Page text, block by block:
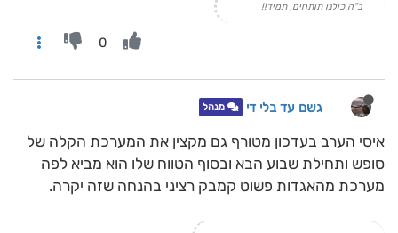
ב"ה כולנו תותחים, תמיד!!
0
גשם עד בלי די מנהל
איסי הערב בעדכון מטורף גם מקצין את המערכת הקלה של
סופש ותחילת שבוע הבא ובסוף הטווח שלו הוא מביא לפה
מערכת מהאגדות פשוט קמבק רציני בהנחה שזה יקרה.